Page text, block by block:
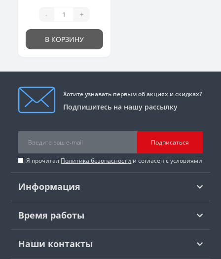
- +
В КОРЗИНУ
Хотите узнавать первым об акциях и скидках?
Подпишитесь на нашу рассылку
Подписаться
Я прочитал Политика безопасности и согласен с условиями
Информация
Время работы
Наши контакты